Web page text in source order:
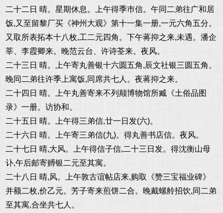
二十二日 晴。星期休息。上午得季巿信。午同二弟往广和居
饭,又至留黎厂买《神州大观》第十一集一册,一元六角五分。
又取所表拓本十八枚,工二元四角。下午蒋抑之来,未遇。潘企
莘、李霞卿来。晚范云台、许诗荃来。夜风。
二十三日 晴。上午寄丸善银十六圆五角,辰文社银三圆五角。
晚同二弟往许季上寓饭,同席共七人。夜蒋抑之来。
二十四日 晴。上午丸善寄来不列颠博物馆所臧《土俗品图
录》一册。访协和。
二十五日 晴。上午得三弟信,廿一日发(六)。
二十六日 晴。上午寄三弟信(九)。得丸善书店信。夜风。
二十七日 晴,大风。上午得信子信,二十三日发。得沈衡山母
讣,午后邮寄赙银二元至其寓。
二十八日 晴,风。上午敦古谊帖店来,购取《赞三宝福业碑》
并额二枚,价乙元。芳子寄来煎饼二合。晚戴螺舲招饮,同二弟
至其寓,合坐共七人。